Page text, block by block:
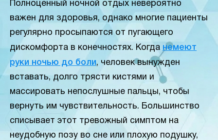
Полноценный ночной отдых невероятно
важен для здоровья, однако многие пациенты
регулярно просыпаются от пугающего
дискомфорта в конечностях. Когда немеют
руки ночью до боли, человек вынужден
вставать, долго трясти кистями и
массировать непослушные пальцы, чтобы
вернуть им чувствительность. Большинство
списывает этот тревожный симптом на
неудобную позу во сне или плохую подушку,